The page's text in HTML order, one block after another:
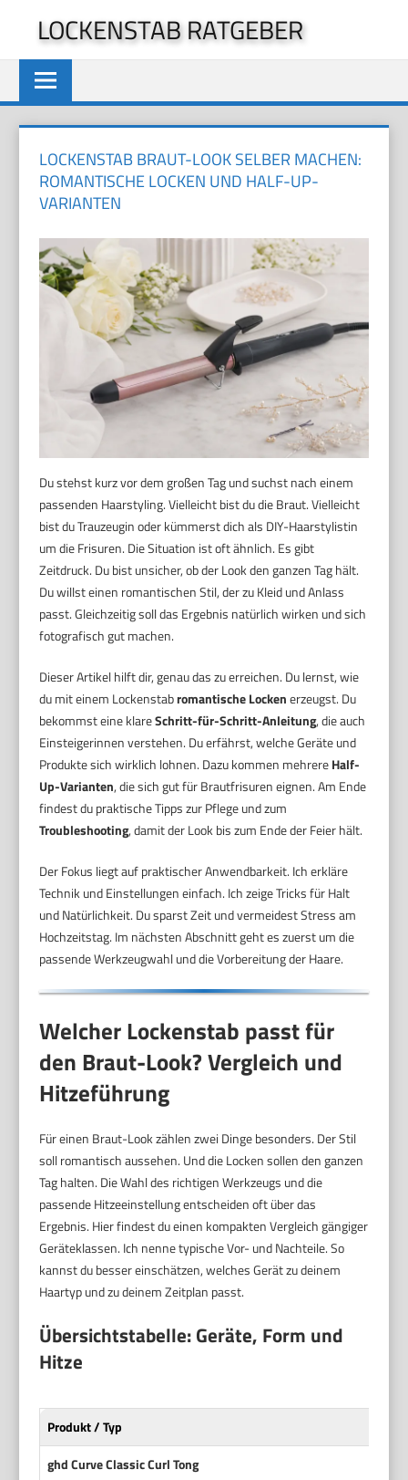
springen
LOCKENSTAB RATGEBER
LOCKENSTAB BRAUT-LOOK SELBER MACHEN:
ROMANTISCHE LOCKEN UND HALF-UP-
VARIANTEN
Du stehst kurz vor dem großen Tag und suchst nach einem
passenden Haarstyling. Vielleicht bist du die Braut. Vielleicht
bist du Trauzeugin oder kümmerst dich als DIY-Haarstylistin
um die Frisuren. Die Situation ist oft ähnlich. Es gibt
Zeitdruck. Du bist unsicher, ob der Look den ganzen Tag hält.
Du willst einen romantischen Stil, der zu Kleid und Anlass
passt. Gleichzeitig soll das Ergebnis natürlich wirken und sich
fotografisch gut machen.
Dieser Artikel hilft dir, genau das zu erreichen. Du lernst, wie
du mit einem Lockenstabromantische Lockenerzeugst. Du
bekommst eine klareSchritt-für-Schritt-Anleitung, die auch
Einsteigerinnen verstehen. Du erfährst, welche Geräte und
Produkte sich wirklich lohnen. Dazu kommen mehrereHalf-
Up-Varianten, die sich gut für Brautfrisuren eignen. Am Ende
findest du praktische Tipps zur Pflege und zum
Troubleshooting, damit der Look bis zum Ende der Feier hält.
Der Fokus liegt auf praktischer Anwendbarkeit. Ich erkläre
Technik und Einstellungen einfach. Ich zeige Tricks für Halt
und Natürlichkeit. Du sparst Zeit und vermeidest Stress am
Hochzeitstag. Im nächsten Abschnitt geht es zuerst um die
passende Werkzeugwahl und die Vorbereitung der Haare.
Welcher Lockenstab passt für
den Braut-Look? Vergleich und
Hitzeführung
Für einen Braut-Look zählen zwei Dinge besonders. Der Stil
soll romantisch aussehen. Und die Locken sollen den ganzen
Tag halten. Die Wahl des richtigen Werkzeugs und die
passende Hitzeeinstellung entscheiden oft über das
Ergebnis. Hier findest du einen kompakten Vergleich gängiger
Geräteklassen. Ich nenne typische Vor- und Nachteile. So
kannst du besser einschätzen, welches Gerät zu deinem
Haartyp und zu deinem Zeitplan passt.
Übersichtstabelle: Geräte, Form und
Hitze
Produkt / Typ
ghd Curve Classic Curl Tong